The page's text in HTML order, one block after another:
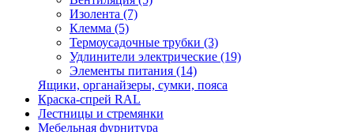
Изолента (7)
Клемма (5)
Термоусадочные трубки (3)
Удлинители электрические (19)
Элементы питания (14)
Ящики, органайзеры, сумки, пояса
Краска-спрей RAL
Лестницы и стремянки
Мебельная фурнитура